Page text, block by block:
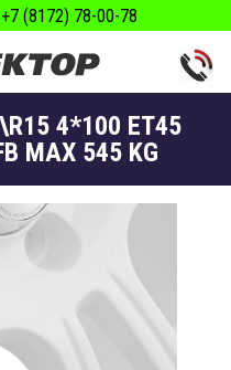
(8172) 78-00-78
4*100 ET45
MAX 545 KG